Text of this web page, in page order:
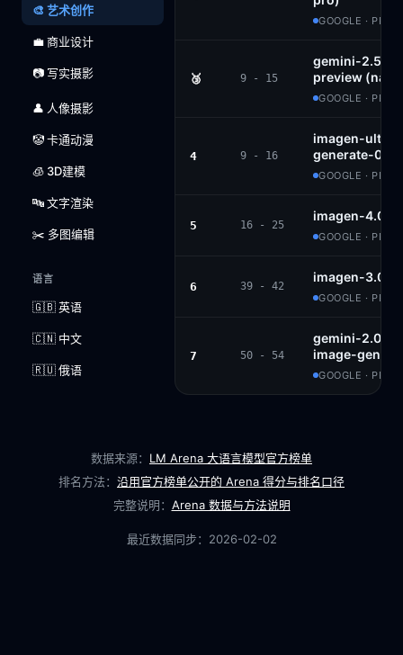
🎨 艺术创作
💼 商业设计
📷 写实摄影
👤 人像摄影
🤡 卡通动漫
🧊 3D建模
🔤 文字渲染
✂️ 多图编辑
语言
🇬🇧 英语
🇨🇳 中文
🇷🇺 俄语
GOOGLE ·
🥉 9 - 15
gemini-2.5-
preview
GOOGLE ·
4 9 - 16
imagen-
generate-001
GOOGLE ·
5 16 - 25
imagen-4.0-
GOOGLE ·
6 39 - 42
imagen-3.0-
GOOGLE ·
7 50 - 54
gemini-2.0-
image-
GOOGLE ·
数据来源： LM Arena 大语言模型官方榜单
排名方法： 沿用官方榜单公开的 Arena 得分与排名口径
完整说明： Arena 数据与方法说明
最近数据同步： 2026-02-02